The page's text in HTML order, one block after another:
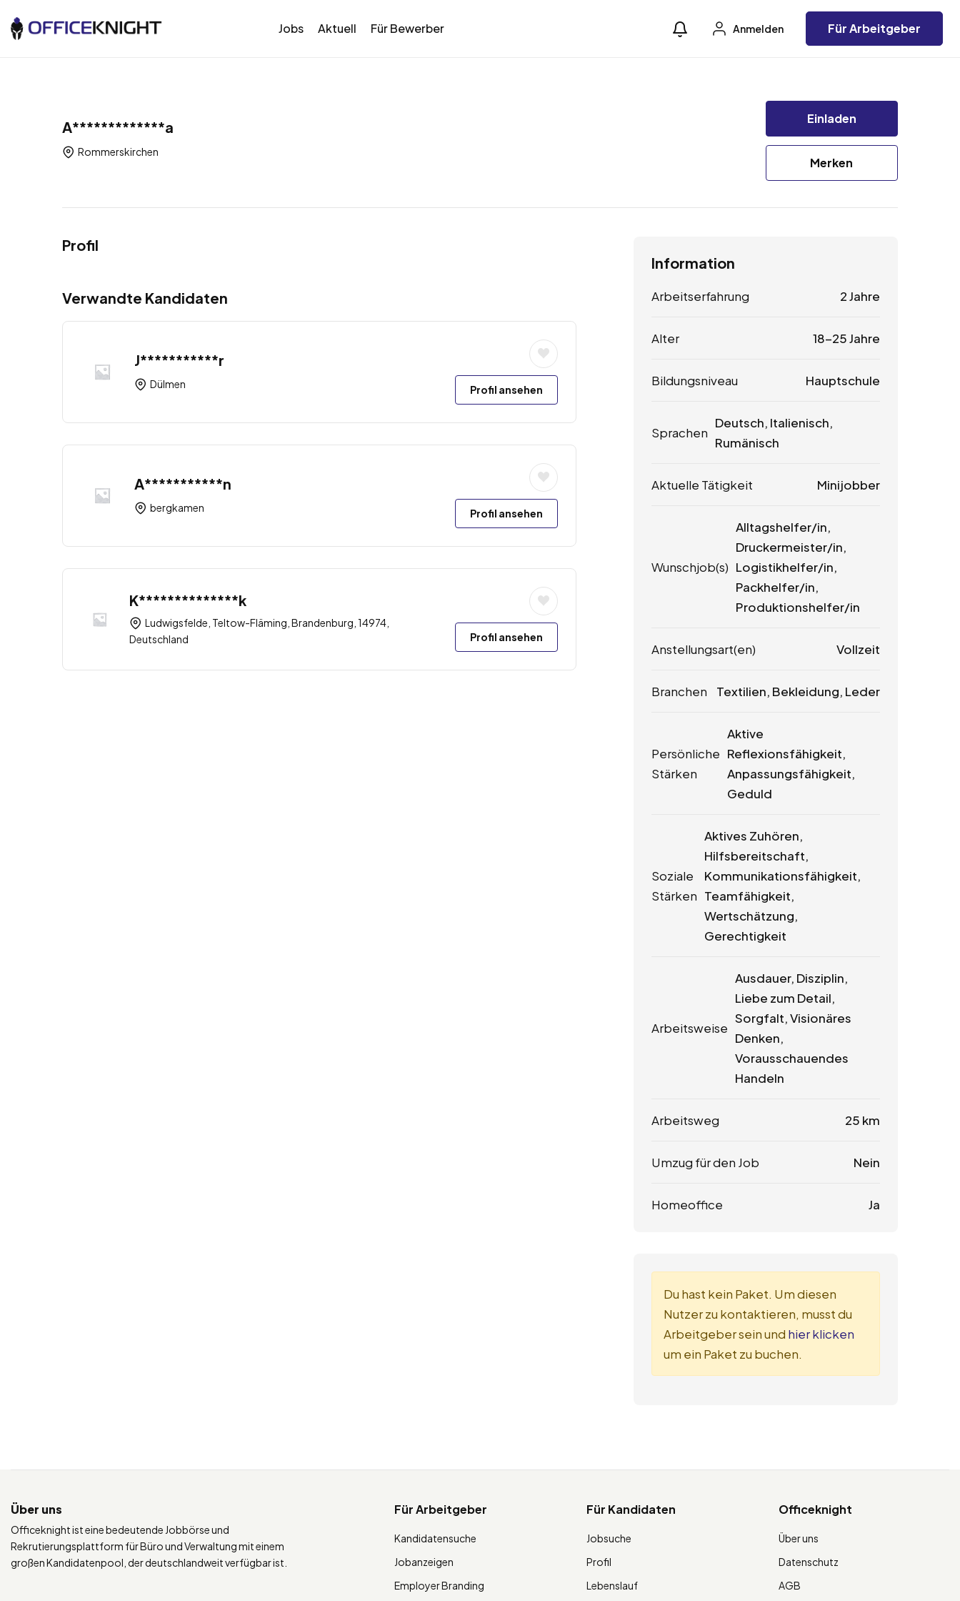
Jobs Aktuell Für Bewerber Anmelden Für Arbeitgeber
A*************a
Rommerskirchen
Einladen
Merken
Profil
Verwandte Kandidaten
J***********r
Dülmen Profil ansehen
A***********n
bergkamen Profil ansehen
K**************k
Ludwigsfelde, Teltow-Fläming, Brandenburg, 14974,
Deutschland
Profil ansehen
Information
Arbeitserfahrung 2 Jahre
Alter 18-25 Jahre
Bildungsniveau Hauptschule
Sprachen
Deutsch, Italienisch,
Rumänisch
Aktuelle Tätigkeit Minijobber
Wunschjob(s)
Alltagshelfer/in,
Druckermeister/in,
Logistikhelfer/in,
Packhelfer/in,
Produktionshelfer/in
Anstellungsart(en) Vollzeit
Branchen Textilien, Bekleidung, Leder
Persönliche
Stärken
Aktive
Reflexionsfähigkeit,
Anpassungsfähigkeit,
Geduld
Soziale
Stärken
Aktives Zuhören,
Hilfsbereitschaft,
Kommunikationsfähigkeit,
Teamfähigkeit,
Wertschätzung,
Gerechtigkeit
Arbeitsweise
Ausdauer, Disziplin,
Liebe zum Detail,
Sorgfalt, Visionäres
Denken,
Vorausschauendes
Handeln
Arbeitsweg 25 km
Umzug für den Job Nein
Homeoffice Ja
Du hast kein Paket. Um diesen
Nutzer zu kontaktieren, musst du
Arbeitgeber sein und hier klicken
um ein Paket zu buchen.
Über uns
Officeknight ist eine bedeutende Jobbörse und
Rekrutierungsplattform für Büro und Verwaltung mit einem
großen Kandidatenpool, der deutschlandweit verfügbar ist.
Für Arbeitgeber
Kandidatensuche
Jobanzeigen
Employer Branding
Für Kandidaten
Jobsuche
Profil
Lebenslauf
Officeknight
Über uns
Datenschutz
AGB